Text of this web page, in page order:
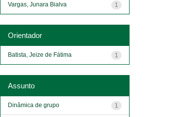
1
Vargas, Junara Bialva
Orientador
1
Batista, Jeize de Fátima
Assunto
1
Dinâmica de grupo